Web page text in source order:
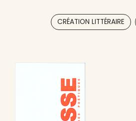
CRÉATION LITTÉRAIRE ,